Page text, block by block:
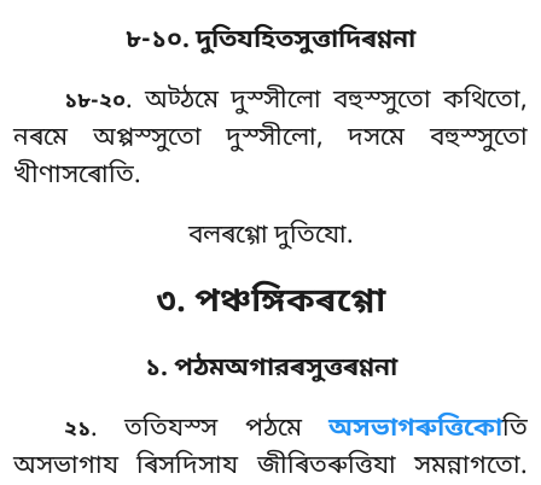
৮-১০. দুতিযহিতসুত্তাদিৰণ্ণনা
১৮-২০. অট্ঠমেদুস্সীলো বহুস্সুতো কথিতো,
নৰমে অপ্পস্সুতো দুস্সীলো, দসমে বহুস্সুতো
খীণাসৰোতি.
বলৰগ্গো দুতিযো.
৩. পঞ্চঙ্গিকৰগ্গো
১. পঠমঅগারৰসুত্তৰণ্ণনা
২১. ততিযস্স পঠমেঅসভাগৰুত্তিকোতি
অসভাগায ৰিসদিসায জীৰিতৰুত্তিযা সমন্নাগতো.